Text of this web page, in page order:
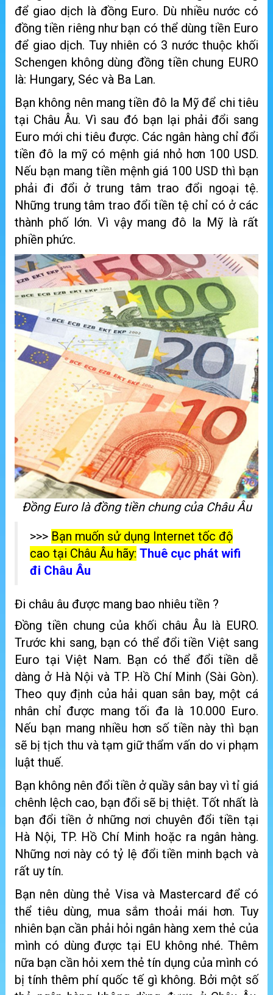
để giao dịch là đồng Euro. Dù nhiều nước có
đồng tiền riêng như bạn có thể dùng tiền Euro
để giao dịch. Tuy nhiên có 3 nước thuộc khối
Schengen không dùng đồng tiền chung EURO
là: Hungary, Séc và Ba Lan.
Bạn không nên mang tiền đô la Mỹ để chi tiêu
tại Châu Âu. Vì sau đó bạn lại phải đổi sang
Euro mới chi tiêu được. Các ngân hàng chỉ đổi
tiền đô la mỹ có mệnh giá nhỏ hơn 100 USD.
Nếu bạn mang tiền mệnh giá 100 USD thì bạn
phải đi đổi ở trung tâm trao đổi ngoại tệ.
Những trung tâm trao đổi tiền tệ chỉ có ở các
thành phố lớn. Vì vậy mang đô la Mỹ là rất
phiền phức.
Đồng Euro là đồng tiền chung của Châu Âu
>>> Bạn muốn sử dụng Internet tốc độ
cao tại Châu Âu hãy: Thuê cục phát wifi
đi Châu Âu
Đi châu âu được mang bao nhiêu tiền ?
Đồng tiền chung của khối châu Âu là EURO.
Trước khi sang, bạn có thể đổi tiền Việt sang
Euro tại Việt Nam. Bạn có thể đổi tiền dễ
dàng ở Hà Nội và TP. Hồ Chí Minh (Sài Gòn).
Theo quy định của hải quan sân bay, một cá
nhân chỉ được mang tối đa là 10.000 Euro.
Nếu bạn mang nhiều hơn số tiền này thì bạn
sẽ bị tịch thu và tạm giữ thẩm vấn do vi phạm
luật thuế.
Bạn không nên đổi tiền ở quầy sân bay vì tỉ giá
chênh lệch cao, bạn đổi sẽ bị thiệt. Tốt nhất là
bạn đổi tiền ở những nơi chuyên đổi tiền tại
Hà Nội, TP. Hồ Chí Minh hoặc ra ngân hàng.
Những nơi này có tỷ lệ đổi tiền minh bạch và
rất uy tín.
Bạn nên dùng thẻ Visa và Mastercard để có
thể tiêu dùng, mua sắm thoải mái hơn. Tuy
nhiên bạn cần phải hỏi ngân hàng xem thẻ của
mình có dùng được tại EU không nhé. Thêm
nữa bạn cần hỏi xem thẻ tín dụng của mình có
bị tính thêm phí quốc tế gì không. Bởi một số